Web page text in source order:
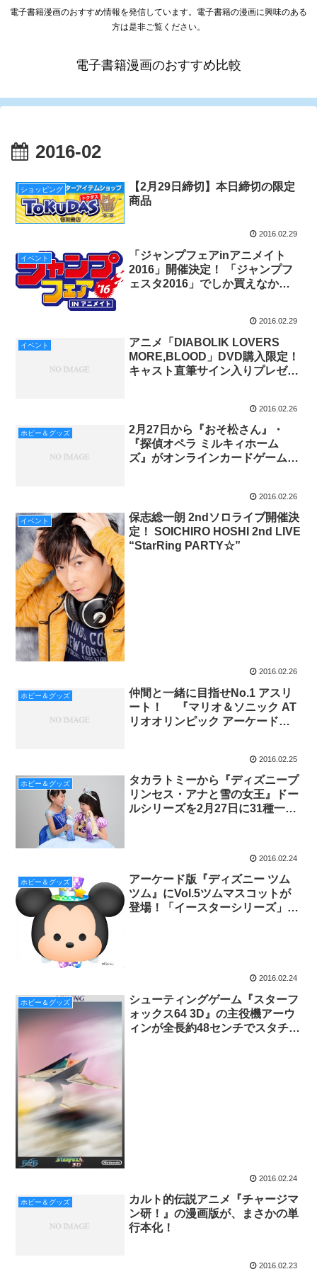
電子書籍漫画のおすすめ情報を発信しています。電子書籍の漫画に興味のある
方は是非ご覧ください。
電子書籍漫画のおすすめ比較
2016-02
ショッピング
【2月29日締切】本日締切の限定
商品
2016.02.29
イベント
「ジャンプフェアinアニメイト
2016」開催決定！ 「ジャンプフ
ェスタ2016」でしか買えなかっ
2016.02.29
イベント
アニメ「DIABOLIK LOVERS
MORE,BLOOD」DVD購入限定！
キャスト直筆サイン入りプレゼン
2016.02.26
ホビー＆グッズ
2月27日から『おそ松さん』・
『探偵オペラ ミルキィホーム
ズ』がオンラインカードゲーム
2016.02.26
イベント
保志総一朗 2ndソロライブ開催決
定！ SOICHIRO HOSHI 2nd LIVE
“StarRing PARTY☆”
2016.02.26
ホビー＆グッズ
仲間と一緒に目指せNo.1 アスリ
ート！ 『マリオ＆ソニック AT
リオオリンピック アーケードゲ
2016.02.25
ホビー＆グッズ
タカラトミーから『ディズニープ
リンセス・アナと雪の女王』ドー
ルシリーズを2月27日に31種一斉
2016.02.24
ホビー＆グッズ
アーケード版『ディズニー ツム
ツム』にVol.5ツムマスコットが
登場！「イースターシリーズ」を
2016.02.24
ホビー＆グッズ
シューティングゲーム『スターフ
ォックス64 3D』の主役機アーウ
ィンが全長約48センチでスタチュ
2016.02.24
ホビー＆グッズ
カルト的伝説アニメ『チャージマ
ン研！』の漫画版が、まさかの単
行本化！
2016.02.23